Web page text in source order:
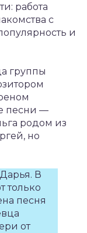
работа
с
и
группы
песни —
родом из
но
В
только
песня
от